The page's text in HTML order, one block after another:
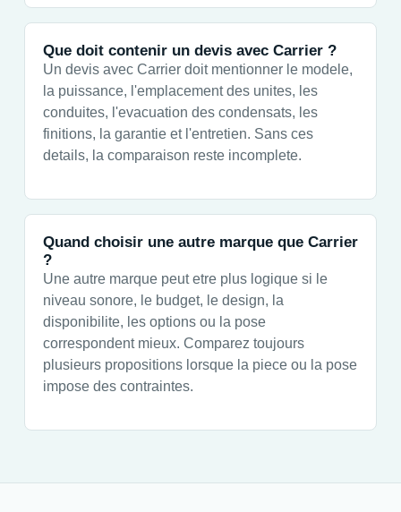
Que doit contenir un devis avec Carrier ?
Un devis avec Carrier doit mentionner le modele,
la puissance, l'emplacement des unites, les
conduites, l'evacuation des condensats, les
finitions, la garantie et l'entretien. Sans ces
details, la comparaison reste incomplete.
Quand choisir une autre marque que Carrier
?
Une autre marque peut etre plus logique si le
niveau sonore, le budget, le design, la
disponibilite, les options ou la pose
correspondent mieux. Comparez toujours
plusieurs propositions lorsque la piece ou la pose
impose des contraintes.